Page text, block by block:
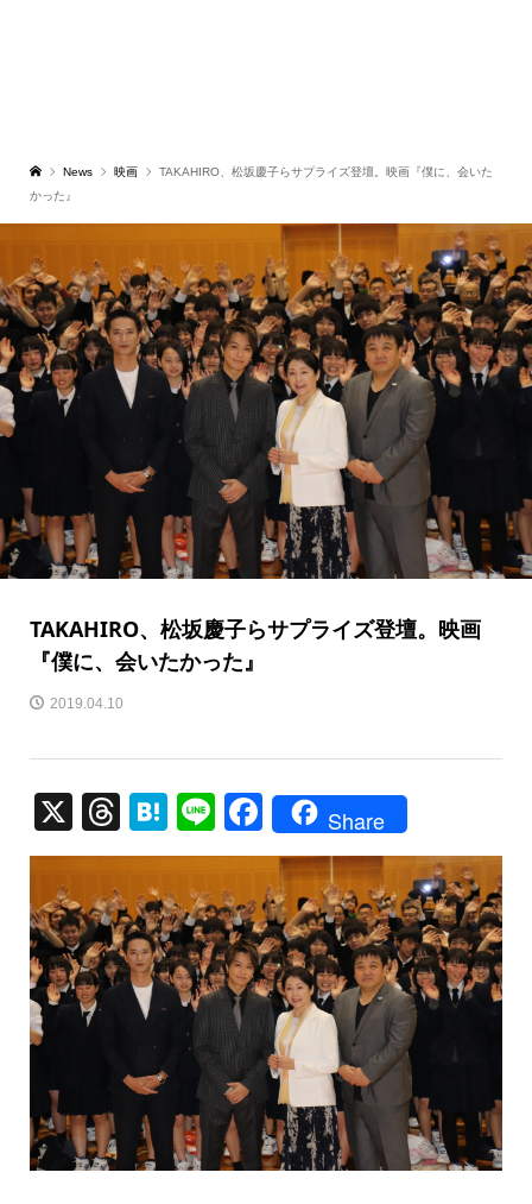
News 映画
TAKAHIRO、松坂慶子らサプライズ登壇。映画『僕に、会いた
かった』
TAKAHIRO、松坂慶子らサプライズ登壇。映画
『僕に、会いたかった』
2019.04.10
X T
hr
e
a
d
s
H
at
e
n
a
Li
n
e
F
a
c
e
b
o
o
k
Share